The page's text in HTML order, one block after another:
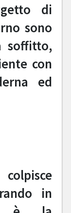
di
sono
soffitto,
con
ed
in